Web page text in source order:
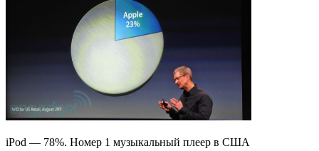
iPod — 78%. Номер 1 музыкальный плеер в США